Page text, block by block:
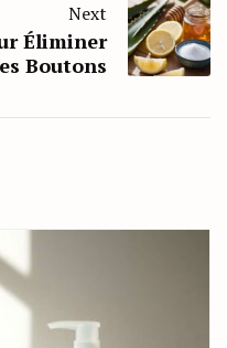
Next
Éliminer
Boutons